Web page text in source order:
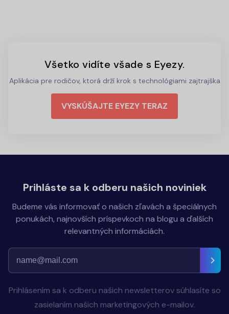
Všetko vidíte všade s Eyezy.
Aplikácia pre rodičov, ktorá drží krok s technológiami zajtrajška
VYSKÚŠAJTE EYEZY TERAZ
Prihláste sa k odberu našich noviniek
Budeme vás informovať o našich zľavách a špeciálnych
ponukách, najnovších príspevkoch na blogu a ďalších
relevantných informáciách.
Prihlásením sa k odberu našich newsletterov súhlasíte so
zasielaním našich marketingových e-mailov.